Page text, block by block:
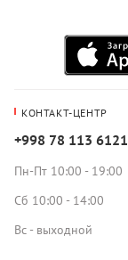
КОНТАКТ-ЦЕНТР
+998 78 113 6121
Пн-Пт 10:00 - 19:00
Сб 10:00 - 14:00
Вс - выходной